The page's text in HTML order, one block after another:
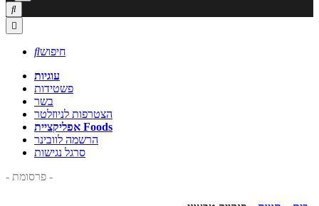


חיפוש
עוגיות
פשטידות
בשר
הצטרפות לניוזלטר
אפליקציית Foods
הרשמה לוובינר
סרגל נגישות
- פרסומת -